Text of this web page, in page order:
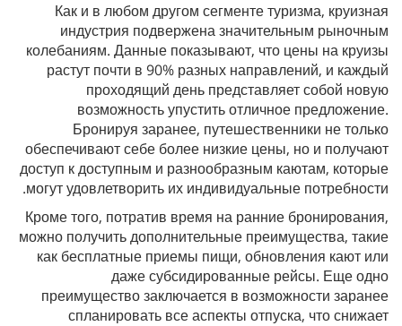
Как и в любом другом сегменте туризма, круизная
индустрия подвержена значительным рыночным
колебаниям. Данные показывают, что цены на круизы
растут почти в 90% разных направлений, и каждый
проходящий день представляет собой новую
возможность упустить отличное предложение.
Бронируя заранее, путешественники не только
обеспечивают себе более низкие цены, но и получают
доступ к доступным и разнообразным каютам, которые
могут удовлетворить их индивидуальные потребности.
Кроме того, потратив время на ранние бронирования,
можно получить дополнительные преимущества, такие
как бесплатные приемы пищи, обновления кают или
даже субсидированные рейсы. Еще одно
преимущество заключается в возможности заранее
спланировать все аспекты отпуска, что снижает